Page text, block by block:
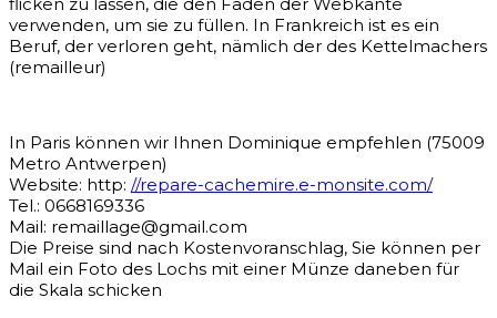
verwenden, um sie zu füllen. In Frankreich ist es ein
Beruf, der verloren geht, nämlich der des Kettelmachers
(remailleur)
In Paris können wir Ihnen Dominique empfehlen (75009
Metro Antwerpen)
Website: http: //repare-cachemire.e-monsite.com/
Tel.: 0668169336
Mail: remaillage@gmail.com
Die Preise sind nach Kostenvoranschlag, Sie können per
Mail ein Foto des Lochs mit einer Münze daneben für
die Skala schicken